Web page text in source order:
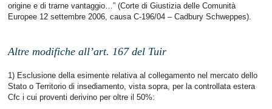
origine e di trarne vantaggio…” (Corte di Giustizia delle Comunità
Europee 12 settembre 2006, causa C-196/04 – Cadbury Schweppes).
Altre modifiche all’art. 167 del Tuir
1) Esclusione della esimente relativa al collegamento nel mercato dello
Stato o Territorio di insediamento, vista sopra, per la controllata estera
Cfc i cui proventi derivino per oltre il 50%: